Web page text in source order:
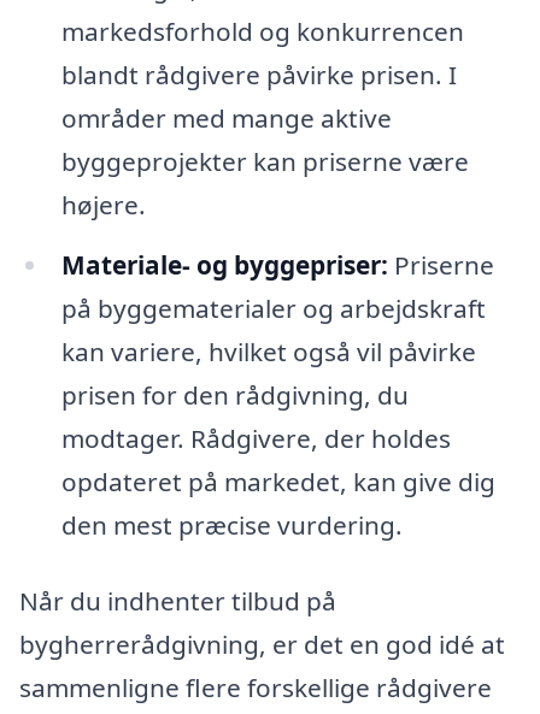
markedsforhold og konkurrencen
blandt rådgivere påvirke prisen. I
områder med mange aktive
byggeprojekter kan priserne være
højere.
Materiale- og byggepriser: Priserne
på byggematerialer og arbejdskraft
kan variere, hvilket også vil påvirke
prisen for den rådgivning, du
modtager. Rådgivere, der holdes
opdateret på markedet, kan give dig
den mest præcise vurdering.
Når du indhenter tilbud på
bygherrerådgivning, er det en god idé at
sammenligne flere forskellige rådgivere